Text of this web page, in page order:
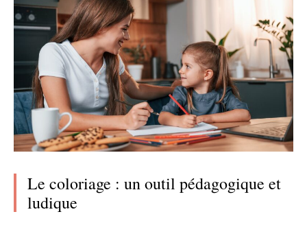
Le coloriage : un outil pédagogique et
ludique